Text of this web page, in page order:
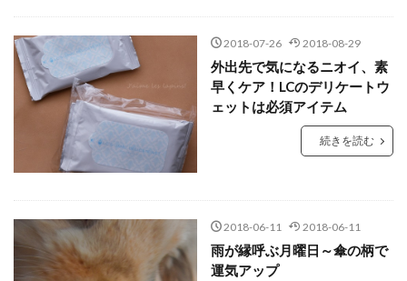
2018-07-26 2018-08-29
外出先で気になるニオイ、素
早くケア！LCのデリケートウ
ェットは必須アイテム
続きを読む
2018-06-11 2018-06-11
雨が縁呼ぶ月曜日～傘の柄で
運気アップ